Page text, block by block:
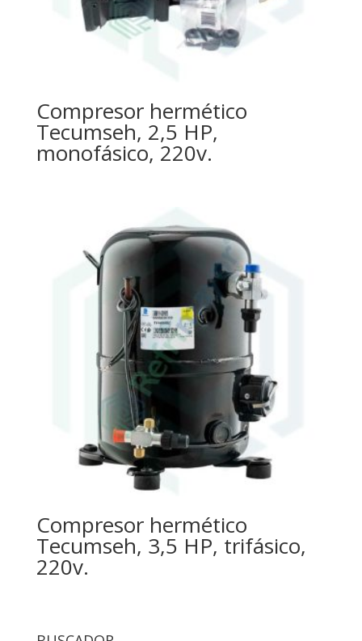
Compresor hermético
Tecumseh, 2,5 HP,
monofásico, 220v.
Compresor hermético
Tecumseh, 3,5 HP, trifásico,
220v.